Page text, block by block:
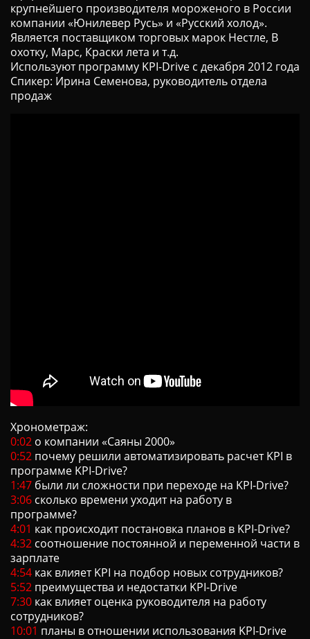
Ц
крупнейшего производителя мороженого в России
компании «Юнилевер Русь» и «Русский холод».
Является поставщиком торговых марок Нестле, В
охотку, Марс, Краски лета и т.д.
Используют программу KPI-Drive c декабря 2012 года
Спикер: Ирина Семенова, руководитель отдела
продаж
Хронометраж:
0:02 о компании «Саяны 2000»
0:52 почему решили автоматизировать расчет KPI в
программе KPI-Drive?
1:47 были ли сложности при переходе на KPI-Drive?
3:06 сколько времени уходит на работу в
программе?
4:01 как происходит постановка планов в KPI-Drive?
4:32 соотношение постоянной и переменной части в
зарплате
4:54 как влияет KPI на подбор новых сотрудников?
5:52 преимущества и недостатки KPI-Drive
7:30 как влияет оценка руководителя на работу
сотрудников?
10:01 планы в отношении использования KPI-Drive